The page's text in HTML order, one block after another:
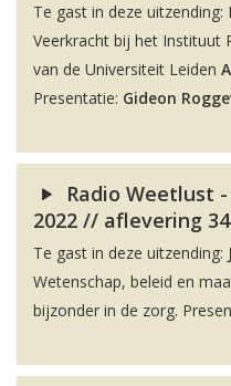
Te gast in deze
Veerkracht bij het Instituut
van de Universiteit Leiden
Presentatie: Gideon
Radio Weetlust
2022 // aflevering
Te gast in deze uitzending:
Wetenschap, beleid en
bijzonder in de zorg.